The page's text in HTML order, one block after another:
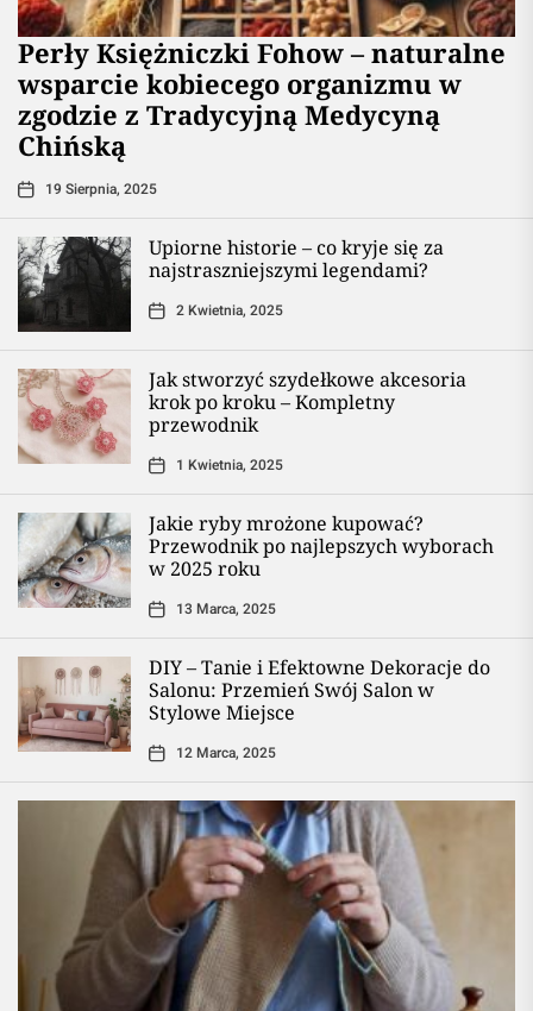
Perły Księżniczki Fohow – naturalne
wsparcie kobiecego organizmu w
zgodzie z Tradycyjną Medycyną
Chińską
19 Sierpnia, 2025
Upiorne historie – co kryje się za
najstraszniejszymi legendami?
2 Kwietnia, 2025
Jak stworzyć szydełkowe akcesoria
krok po kroku – Kompletny
przewodnik
1 Kwietnia, 2025
Jakie ryby mrożone kupować?
Przewodnik po najlepszych wyborach
w 2025 roku
13 Marca, 2025
DIY – Tanie i Efektowne Dekoracje do
Salonu: Przemień Swój Salon w
Stylowe Miejsce
12 Marca, 2025